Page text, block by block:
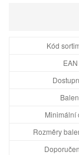
Kód
EAN
Minimální
Rozměry